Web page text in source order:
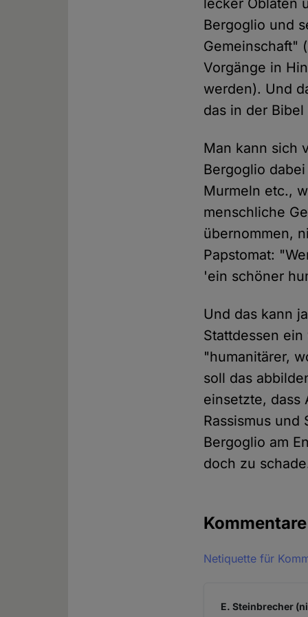
lecker Oblaten
Bergoglio und
Gemeinschaft"
Vorgänge in
werden). Und
das in der
Man kann sich
Bergoglio
Murmeln etc.,
menschliche
übernommen,
Papstomat:
'ein schöner
Und das kann
Stattdessen
"humanitärer,
soll das
einsetzte, dass
Rassismus und
Bergoglio am
doch zu
Kommentare
Netiquette für
E. Steinbrecher